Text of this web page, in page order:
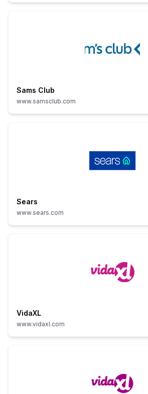
Sams Club
www.samsclub.com
Sears
www.sears.com
VidaXL
www.vidaxl.com